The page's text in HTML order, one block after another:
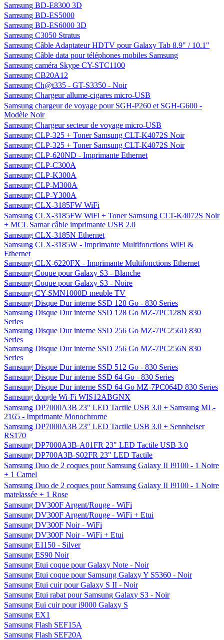
Samsung BD-E8300 3D
Samsung BD-ES5000
Samsung BD-ES6000 3D
Samsung C3050 Stratus
Samsung Câble Adaptateur HDTV pour Galaxy Tab 8.9" / 10.1"
Samsung Câble data pour téléphones mobiles Samsung
Samsung caméra Skype CY-STC1100
Samsung CB20A12
Samsung Ch@t335 - GT-S3350 - Noir
Samsung Chargeur allume-cigares micro-USB
Samsung chargeur de voyage pour SGH-P260 et SGH-G600 -
Modèle Noir
Samsung Chargeur secteur de voyage micro-USB
Samsung CLP-325 + Toner Samsung CLT-K4072S Noir
Samsung CLP-325 + Toner Samsung CLT-K4072S Noir
Samsung CLP-620ND - Imprimante Ethernet
Samsung CLP-C300A
Samsung CLP-K300A
Samsung CLP-M300A
Samsung CLP-Y300A
Samsung CLX-3185FW WiFi
Samsung CLX-3185FW WiFi + Toner Samsung CLT-K4072S Noir
+ MCL Samar câble imprimante USB 2.0
Samsung CLX-3185N Ethernet
Samsung CLX-3185W - Imprimante Multifonctions WiFi &
Ethernet
Samsung CLX-6220FX - Imprimante Multifonctions Ethernet
Samsung Coque pour Galaxy S3 - Blanche
Samsung Coque pour Galaxy S3 - Noire
Samsung CY-SMN1000D meuble TV
Samsung Disque Dur interne SSD 128 Go - 830 Series
Samsung Disque Dur interne SSD 128 Go MZ-7PC128N 830
Series
Samsung Disque Dur interne SSD 256 Go MZ-7PC256D 830
Series
Samsung Disque Dur interne SSD 256 Go MZ-7PC256N 830
Series
Samsung Disque Dur interne SSD 512 Go - 830 Series
Samsung Disque Dur interne SSD 64 Go - 830 Series
Samsung Disque Dur interne SSD 64 Go MZ-7PC064D 830 Series
Samsung dongle Wi-Fi WIS12ABGNX
Samsung DP7000A3B 23" LED Tactile USB 3.0 + Samsung ML-
2165 - Imprimante Monochrome
Samsung DP7000A3B 23" LED Tactile USB 3.0 + Sennheiser
RS170
Samsung DP7000A3B-A01FR 23" LED Tactile USB 3.0
Samsung DP700A3B-S02FR 23" LED Tactile
Samsung Duo de 2 coques pour Samsung Galaxy II I9100 - 1 Noire
+ 1 Camel
Samsung Duo de 2 coques pour Samsung Galaxy II I9100 - 1 Noire
matelassée + 1 Rose
Samsung DV300F Argent/Rouge - WiFi
Samsung DV300F Argent/Rouge - WiFi + Etui
Samsung DV300F Noir - WiFi
Samsung DV300F Noir - WiFi + Etui
Samsung E1150 - Silver
Samsung ES90 Noir
Samsung Etui coque pour Galaxy Note - Noir
Samsung Etui coque pour Samsung Galaxy Y S5360 - Noir
Samsung Etui cuir pour Galaxy S II - Noir
Samsung Etui rabat pour Samsung Galaxy S3 - Noir
Samsung Eui cuir pour i9000 Galaxy S
Samsung EX1
Samsung Flash SEF15A
Samsung Flash SEF20A